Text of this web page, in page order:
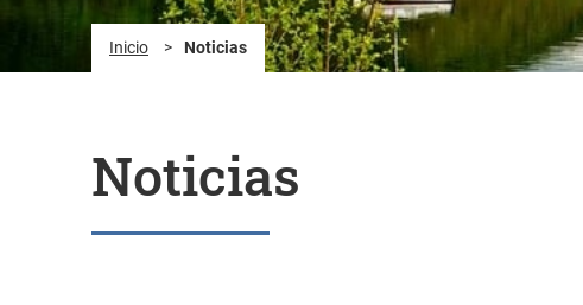
Inicio > Noticias
Noticias